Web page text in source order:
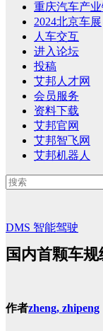
重庆汽车产
2024北京车展
人车交互
进入论坛
投稿
艾邦人才网
会员服务
资料下载
艾邦官网
艾邦智飞网
艾邦机器人
DMS 智能驾驶
国内首颗车
作者zheng, zhipeng